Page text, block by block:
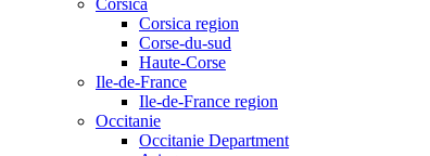
Corsica
Corsica region
Corse-du-sud
Haute-Corse
Ile-de-France
Ile-de-France region
Occitanie
Occitanie Department